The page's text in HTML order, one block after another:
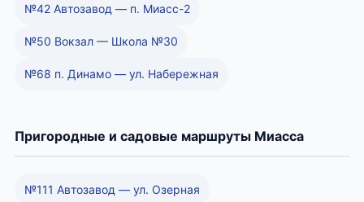
№42 Автозавод — п. Миасс-2
№50 Вокзал — Школа №30
№68 п. Динамо — ул. Набережная
Пригородные и садовые маршруты Миасса
№111 Автозавод — ул. Озерная